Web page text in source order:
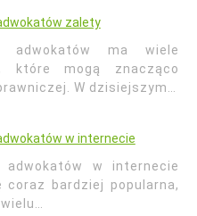
zalety
adwokatów ma wiele
które mogą znacząco
W dzisiejszym…
w internecie
adwokatów w internecie
coraz bardziej popularna,